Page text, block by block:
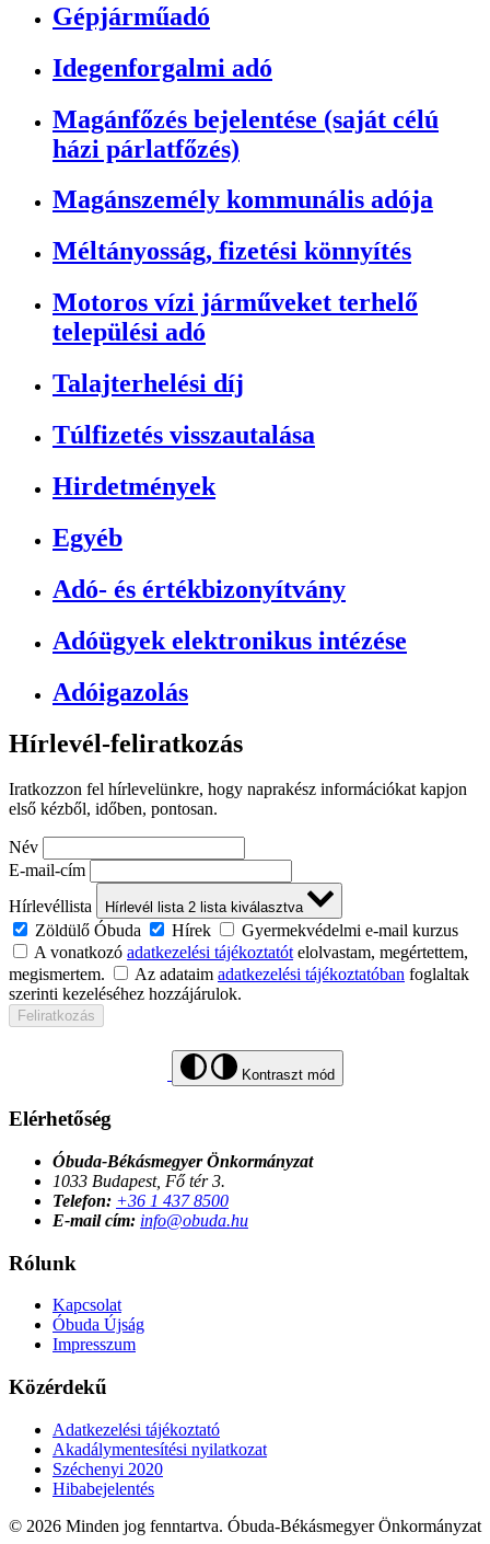
Gépjárműadó
Idegenforgalmi adó
Magánfőzés bejelentése (saját célú
házi párlatfőzés)
Magánszemély kommunális adója
Méltányosság, fizetési könnyítés
Motoros vízi járműveket terhelő
települési adó
Talajterhelési díj
Túlfizetés visszautalása
Hirdetmények
Egyéb
Adó- és értékbizonyítvány
Adóügyek elektronikus intézése
Adóigazolás
Hírlevél-feliratkozás
Iratkozzon fel hírlevelünkre, hogy naprakész információkat kapjon
első kézből, időben, pontosan.
Név
E-mail-cím
Hírlevéllista
Hírlevél lista 2 lista kiválasztva
Zöldülő Óbuda Hírek
Gyermekvédelmi e-mail kurzus
A vonatkozó adatkezelési tájékoztatótelolvastam, megértettem,
megismertem.
Az adataim adatkezelési tájékoztatóban foglaltak
szerinti kezeléséhez hozzájárulok.
Feliratkozás
Kontraszt mód
Elérhetőség
Óbuda-Békásmegyer Önkormányzat
1033 Budapest, Fő tér 3.
Telefon: +36 1 437 8500
E-mail cím: info@obuda.hu
Rólunk
Kapcsolat
Óbuda Újság
Impresszum
Közérdekű
Adatkezelési tájékoztató
Akadálymentesítési nyilatkozat
Széchenyi 2020
Hibabejelentés
© 2026 Minden jog fenntartva. Óbuda-Békásmegyer Önkormányzat